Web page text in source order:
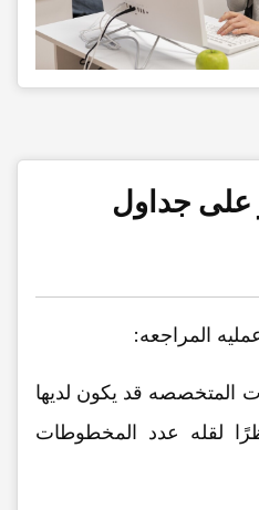
على جداول
المراجعه:
المتخصصه قد یکون لدیها
لقله عدد المخطوطات